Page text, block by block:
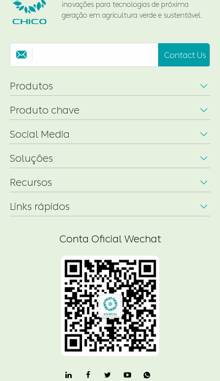
inovações para tecnologias de próxima
geração em agricultura verde e sustentável.
 Contact Us
Produtos 
Produto chave 
Social Media 
Soluções 
Recursos 
Links rápidos 
Conta Oficial Wechat
